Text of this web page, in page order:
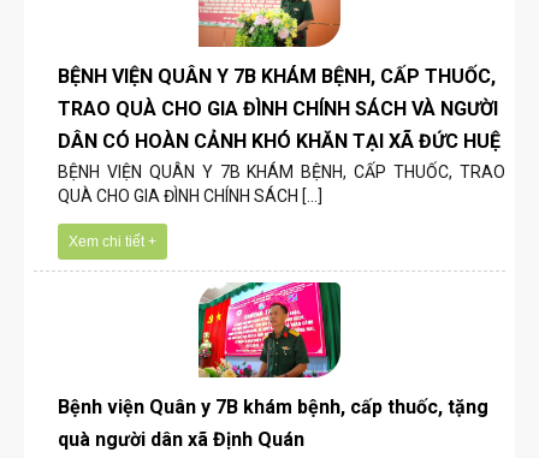
BỆNH VIỆN QUÂN Y 7B KHÁM BỆNH, CẤP THUỐC,
TRAO QUÀ CHO GIA ĐÌNH CHÍNH SÁCH VÀ NGƯỜI
DÂN CÓ HOÀN CẢNH KHÓ KHĂN TẠI XÃ ĐỨC HUỆ
BỆNH VIỆN QUÂN Y 7B KHÁM BỆNH, CẤP THUỐC, TRAO
QUÀ CHO GIA ĐÌNH CHÍNH SÁCH [...]
Xem chi tiết +
Bệnh viện Quân y 7B khám bệnh, cấp thuốc, tặng
quà người dân xã Định Quán